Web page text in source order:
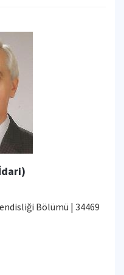
Bölümü | 34469